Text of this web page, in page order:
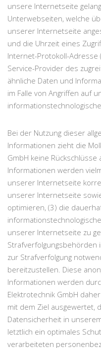
unsere Internetseite
Unterwebseiten, welche
unserer Internetseite
und die Uhrzeit eines
Internet-Protokoll-Adresse
Service-Provider des
ähnliche Daten und
im Falle von Angriffen auf
Bei der Nutzung dieser
Informationen zieht die
GmbH keine
Informationen werden
unserer Internetseite
unserer Internetseite
optimieren, (3) die
unserer Internetseite zu
Strafverfolgungsbehörden
zur Strafverfolgung
bereitzustellen. Diese
Informationen werden
Elektrotechnik GmbH
mit dem Ziel ausgewertet,
Datensicherheit in
letztlich ein optimales
verarbeiteten